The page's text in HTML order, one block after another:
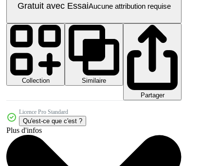
Gratuit avec EssaiAucune attribution requise
Collection
Similaire
Partager
Licence Pro Standard
Qu'est-ce que c'est ?
Plus d'infos